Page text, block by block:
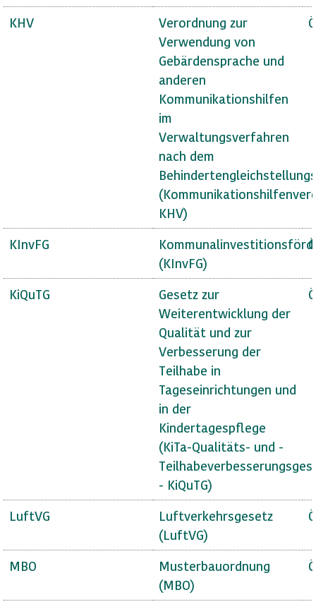
KHV
Verordnung zur
Verwendung von
Gebärdensprache und
anderen
Kommunikationshilfen
im
Verwaltungsverfahren
nach dem
KHV)
KInvFG
(KInvFG)
KiQuTG
Gesetz zur
Weiterentwicklung der
Qualität und zur
Verbesserung der
Teilhabe in
Tageseinrichtungen und
in der
Kindertagespflege
(KiTa-Qualitäts- und -
- KiQuTG)
LuftVG
Luftverkehrsgesetz
(LuftVG)
MBO
Musterbauordnung
(MBO)